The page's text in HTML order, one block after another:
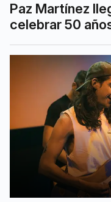
Paz Martínez
celebrar 50